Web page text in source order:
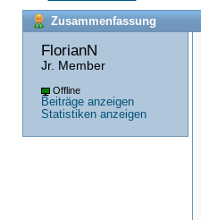
Zusammenfassung
FlorianN
Jr. Member
Offline
Beiträge anzeigen
Statistiken anzeigen